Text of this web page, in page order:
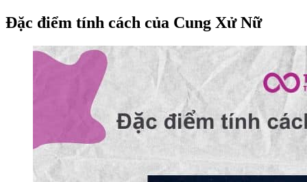
Đặc điểm tính cách của Cung Xử Nữ